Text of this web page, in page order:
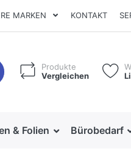
MARKEN KONTAKT
Produkte
Vergleichen
& Folien Bürobedarf